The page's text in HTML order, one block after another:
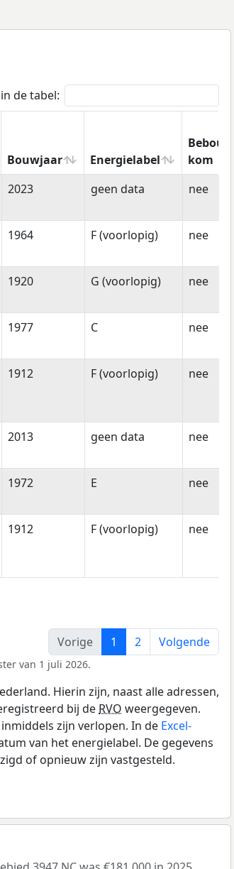
de tabel:
Bouwjaar Energielabel
kom
Bouwjaar Energielabel
2023 geen data nee
1964 F (voorlopig) nee
1920 G (voorlopig) nee
1977 C nee
1912 F (voorlopig) nee
2013 geen data nee
1972 E nee
1912 F (voorlopig) nee
Vorige
1 2 Volgende
van 1 juli 2026.
Hierin zijn, naast alle adressen,
bij de RVO weergegeven.
zijn verlopen. In de Excel-
van het energielabel. De gegevens
of opnieuw zijn vastgesteld.